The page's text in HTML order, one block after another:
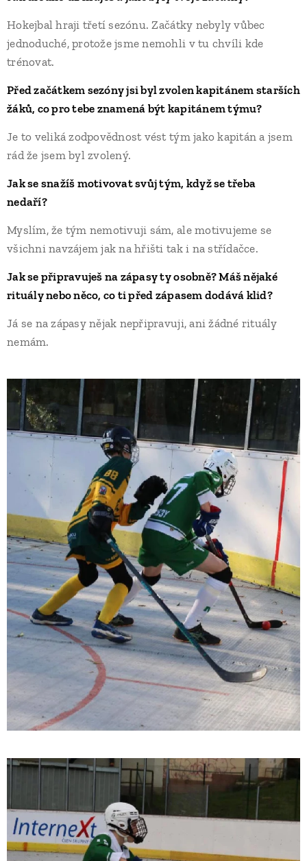
Hokejbal hraji třetí sezónu. Začátky nebyly vůbec
jednoduché, protože jsme nemohli v tu chvíli kde
trénovat.
Před začátkem sezóny jsi byl zvolen kapitánem starších
žáků, co pro tebe znamená být kapitánem týmu?
Je to veliká zodpovědnost vést tým jako kapitán a jsem
rád že jsem byl zvolený.
Jak se snažíš motivovat svůj tým, když se třeba
nedaří?
Myslím, že tým nemotivuji sám, ale motivujeme se
všichni navzájem jak na hřišti tak i na střídačce.
Jak se připravuješ na zápasy ty osobně? Máš nějaké
rituály nebo něco, co ti před zápasem dodává klid?
Já se na zápasy nějak nepřipravuji, ani žádné rituály
nemám.